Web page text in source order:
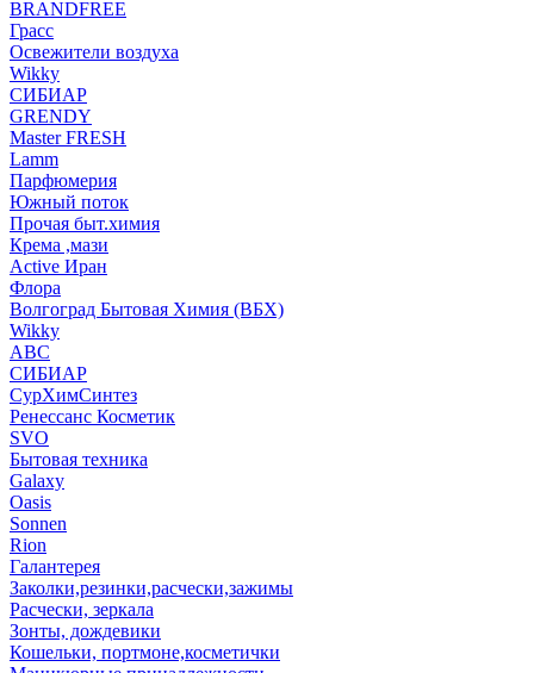
BRANDFREE
Грасс
Освежители воздуха
Wikky
СИБИАР
GRENDY
Master FRESH
Lamm
Парфюмерия
Южный поток
Прочая быт.химия
Крема ,мази
Аctive Иран
Флора
Волгоград Бытовая Химия (ВБХ)
Wikky
АВС
СИБИАР
СурХимСинтез
Ренессанс Косметик
SVO
Бытовая техника
Galaxy
Oasis
Sonnen
Rion
Галантерея
Заколки,резинки,расчески,зажимы
Расчески, зеркала
Зонты, дождевики
Кошельки, портмоне,косметички